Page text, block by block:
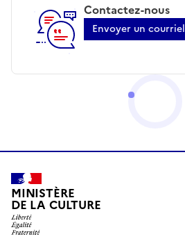
Contactez-nous
Envoyer un courriel
MINISTÈRE
DE LA CULTURE